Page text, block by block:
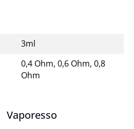
3ml
0,4 Ohm, 0,6 Ohm, 0,8
Ohm
Vaporesso